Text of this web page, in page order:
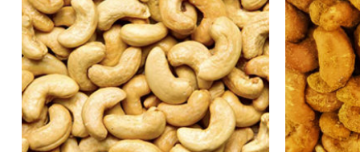
variations.
Les
options
peuvent
être
choisies
sur